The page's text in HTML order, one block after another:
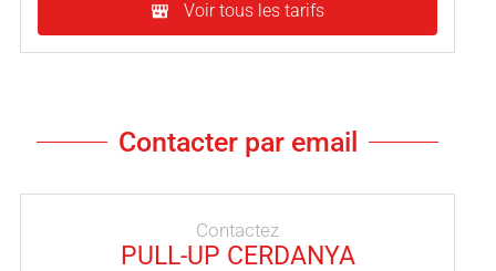
Voir tous les tarifs
Contacter par email
Contactez
PULL-UP CERDANYA